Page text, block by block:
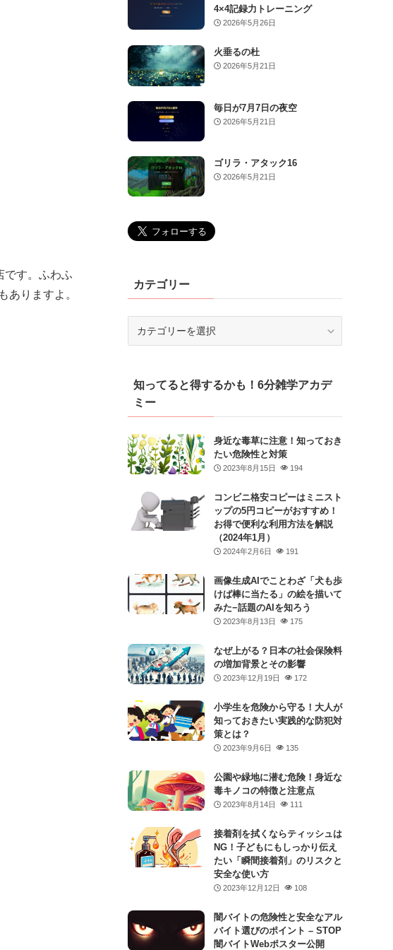
です。ふわふ
ありますよ。
4×4記録力トレーニング
2026年5月26日
火垂るの杜
2026年5月21日
毎日が7月7日の夜空
2026年5月21日
ゴリラ・アタック16
2026年5月21日
カテゴリー
ー知ってると得するかも！6分雑学アカデ
ミー
身近な毒草に注意！知っておき
たい危険性と対策
2023年8月15日 194
コンビニ格安コピーはミニスト
ップの5円コピーがおすすめ！
お得で便利な利用方法を解説
（2024年1月）
2024年2月6日 191
画像生成AIでことわざ「犬も歩
けば棒に当たる」の絵を描いて
みた−話題のAIを知ろう
2023年8月13日 175
なぜ上がる？日本の社会保険料
の増加背景とその影響
2023年12月19日 172
小学生を危険から守る！大人が
知っておきたい実践的な防犯対
策とは？
2023年9月6日 135
公園や緑地に潜む危険！身近な
毒キノコの特徴と注意点
2023年8月14日 111
接着剤を拭くならティッシュは
NG！子どもにもしっかり伝え
たい「瞬間接着剤」のリスクと
安全な使い方
2023年12月12日 108
闇バイトの危険性と安全なアル
バイト選びのポイント – STOP
闇バイトWebポスター公開